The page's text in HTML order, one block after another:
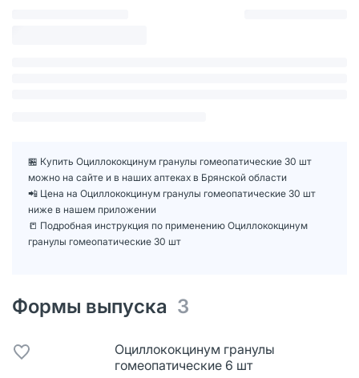
🏪 Купить Оциллококцинум гранулы гомеопатические 30 шт
можно на сайте и в наших аптеках в Брянской области
📲 Цена на Оциллококцинум гранулы гомеопатические 30 шт
ниже в нашем приложении
📒 Подробная инструкция по применению Оциллококцинум
гранулы гомеопатические 30 шт
Формы выпуска 3
Оциллококцинум гранулы
гомеопатические 6 шт